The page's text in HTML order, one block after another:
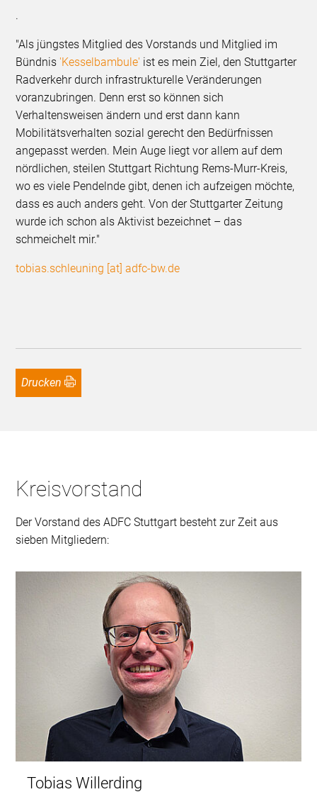
.
"Als jüngstes Mitglied des Vorstands und Mitglied im
Bündnis 'Kesselbambule' ist es mein Ziel, den Stuttgarter
Radverkehr durch infrastrukturelle Veränderungen
voranzubringen. Denn erst so können sich
Verhaltensweisen ändern und erst dann kann
Mobilitätsverhalten sozial gerecht den Bedürfnissen
angepasst werden. Mein Auge liegt vor allem auf dem
nördlichen, steilen Stuttgart Richtung Rems-Murr-Kreis,
wo es viele Pendelnde gibt, denen ich aufzeigen möchte,
dass es auch anders geht. Von der Stuttgarter Zeitung
wurde ich schon als Aktivist bezeichnet – das
schmeichelt mir."
tobias.schleuning [at] adfc-bw.de
Drucken
Kreisvorstand
Der Vorstand des ADFC Stuttgart besteht zur Zeit aus
sieben Mitgliedern:
Tobias Willerding